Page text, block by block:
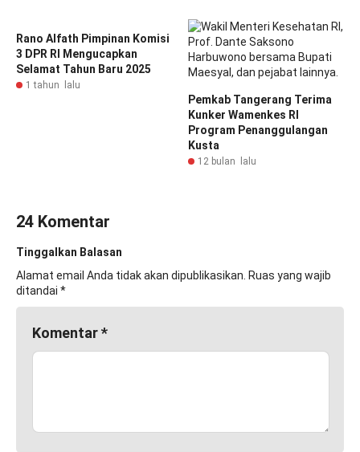
Rano Alfath Pimpinan Komisi
3 DPR RI Mengucapkan
Selamat Tahun Baru 2025
1 tahun lalu
Pemkab Tangerang Terima
Kunker Wamenkes RI
Program Penanggulangan
Kusta
12 bulan lalu
24 Komentar
Tinggalkan Balasan
Alamat email Anda tidak akan dipublikasikan. Ruas yang wajib
ditandai *
Komentar*